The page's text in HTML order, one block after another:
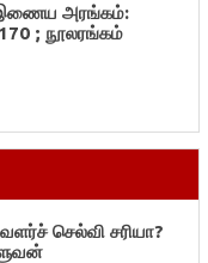
இணைய அரங்கம்:
; நூலரங்கம்
செல்வி சரியா?